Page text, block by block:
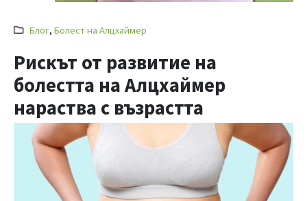
Блог,Болест на Алцхаймер
Рискът от развитие на
болестта на Алцхаймер
нараства с възрастта